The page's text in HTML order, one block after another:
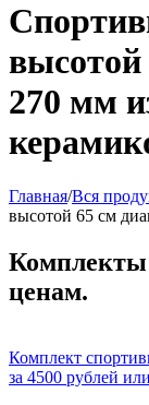
270 мм
Главная/Вся
высотой 65 см
ценам.
Комплект
за 4500 рублей